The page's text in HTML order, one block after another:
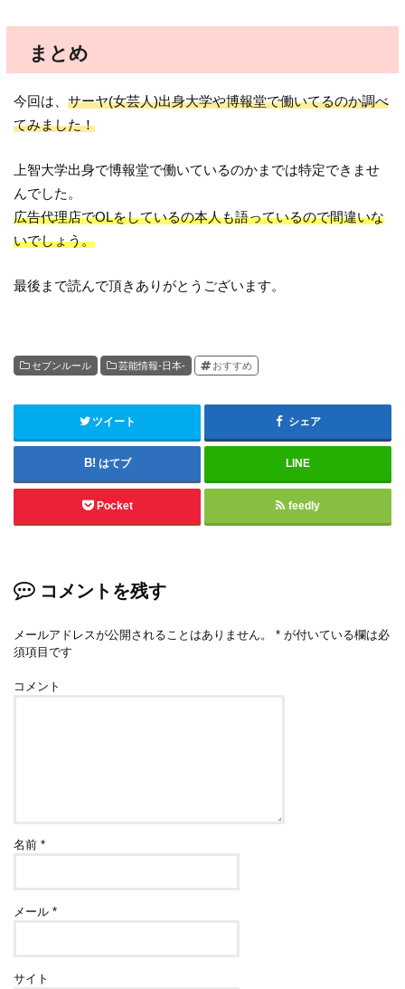
まとめ
今回は、サーヤ(女芸人)出身大学や博報堂で働いてるのか調べ
てみました！
上智大学出身で博報堂で働いているのかまでは特定できませ
んでした。
広告代理店でOLをしているの本人も語っているので間違いな
いでしょう。
最後まで読んで頂きありがとうございます。
セブンルール 芸能情報-日本- おすすめ
ツイート シェア
はてブ LINE
Pocket feedly
コメントを残す
メールアドレスが公開されることはありません。 * が付いている欄は必
須項目です
コメント
名前*
メール*
サイト